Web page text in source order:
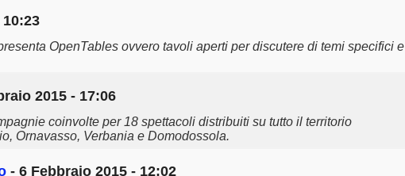
OpenTables ovvero tavoli aperti per discutere di temi specifici e
2015 - 17:06
coinvolte per 18 spettacoli distribuiti su tutto il territorio
Ornavasso, Verbania e Domodossola.
- 6 Febbraio 2015 - 12:02